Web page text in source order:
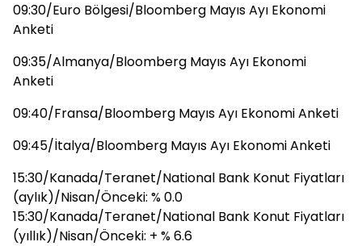
09:30/Euro Bölgesi/Bloomberg Mayıs Ayı Ekonomi
Anketi
09:35/Almanya/Bloomberg Mayıs Ayı Ekonomi
Anketi
09:40/Fransa/Bloomberg Mayıs Ayı Ekonomi Anketi
09:45/İtalya/Bloomberg Mayıs Ayı Ekonomi Anketi
15:30/Kanada/Teranet/National Bank Konut Fiyatları
(aylık)/Nisan/Önceki: % 0.0
15:30/Kanada/Teranet/National Bank Konut Fiyatları
(yıllık)/Nisan/Önceki: + % 6.6